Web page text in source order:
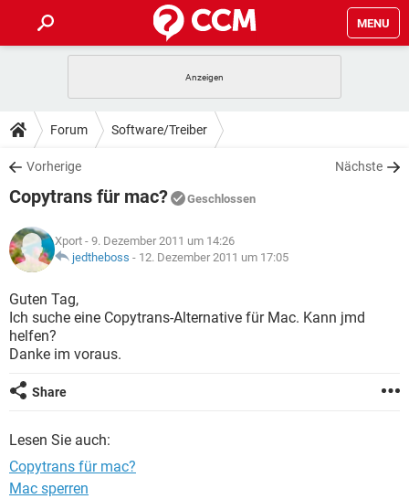
MENU
ANDROID IOS
WINDOWS 10
WHATSAPP TIKTOK
FACEBOOK
TIPPS & TRICKS
SPIELE
WHATSAPP TIKTOK
FACEBOOK
DOWNLOADS
SPIELE STREAMING
ANDROID
WINDOWS 10 INSTAGRAM
WHATSAPP
FACEBOOK HARDWARE
FORUM
SPIELE STREAMING
ANDROID
WINDOWS 10
WHATSAPP
LEXIKON
SPIELE
ANDROID IOS
WINDOWS 10
WHATSAPP
Forum Software/Treiber
Vorherige Nächste
Copytrans für mac? Geschlossen
Xport - 9. Dezember 2011 um 14:26
jedtheboss - 12. Dezember 2011 um 17:05
Guten Tag,
Ich suche eine Copytrans-Alternative für Mac. Kann jmd
helfen?
Danke im voraus.
Share
Lesen Sie auch:
Copytrans für mac?
Mac sperren